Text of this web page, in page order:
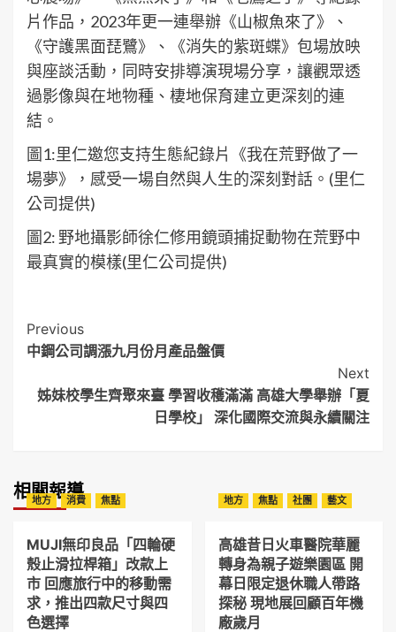
片作品，2023年更一連舉辦《山椒魚來了》、
《守護黑面琵鷺》、《消失的紫斑蝶》包場放映
與座談活動，同時安排導演現場分享，讓觀眾透
過影像與在地物種、棲地保育建立更深刻的連
結。
圖1:里仁邀您支持生態紀錄片《我在荒野做了一
場夢》，感受一場自然與人生的深刻對話。(里仁
公司提供)
圖2: 野地攝影師徐仁修用鏡頭捕捉動物在荒野中
最真實的模樣(里仁公司提供)
Post
Navigation
Previous
中鋼公司調漲九月份月產品盤價
Next
姊妹校學生齊聚來臺 學習收穫滿滿 高雄大學舉辦「夏
日學校」 深化國際交流與永續關注
相關報導
地方 消費 焦點
MUJI無印良品「四輪硬
殼止滑拉桿箱」改款上
市 回應旅行中的移動需
求，推出四款尺寸與四
色選擇
地方 焦點 社團 藝文
高雄昔日火車醫院華麗
轉身為親子遊樂園區 開
幕日限定退休職人帶路
探秘 現地展回顧百年機
廠歲月